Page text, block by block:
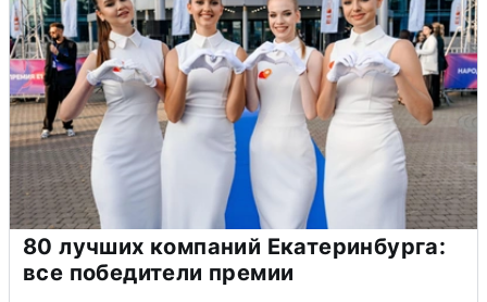
80 лучших компаний Екатеринбурга:
все победители премии